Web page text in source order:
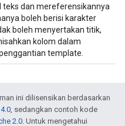
dan mereferensikannya
boleh berisi karakter
boleh menyertakan titik,
kolom dalam
template.
ini dilisensikan berdasarkan
, sedangkan contoh kode
2.0. Untuk mengetahui